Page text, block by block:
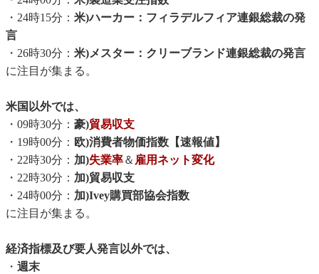
・24時15分： 米)ハーカー：フィラデルフィア連銀総裁の発
言
・26時30分： 米)メスター：クリーブランド連銀総裁の発言
に注目が集まる。
米国以外では、
・09時30分： 豪)貿易収支
・19時00分： 欧)消費者物価指数【速報値】
・22時30分： 加)失業率＆ 雇用ネット変化
・22時30分： 加)貿易収支
・24時00分： 加)Ivey購買部協会指数
に注目が集まる。
経済指標及び要人発言以外では、
・ 週末